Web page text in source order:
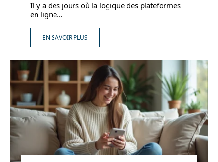
Il y a des jours où la logique des plateformes
en ligne…
EN SAVOIR PLUS